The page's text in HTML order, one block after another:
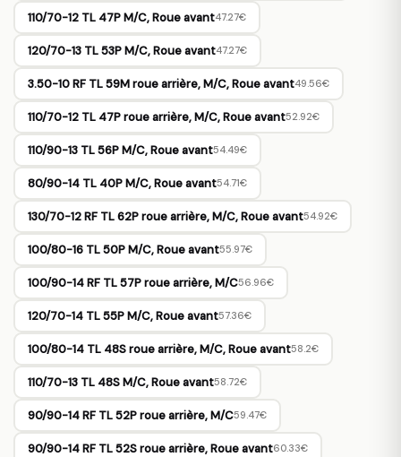
110/70-12 TL 47P M/C, Roue avant47.27€
120/70-13 TL 53P M/C, Roue avant47.27€
3.50-10 RF TL 59M roue arrière, M/C, Roue avant49.56€
110/70-12 TL 47P roue arrière, M/C, Roue avant52.92€
110/90-13 TL 56P M/C, Roue avant54.49€
80/90-14 TL 40P M/C, Roue avant54.71€
130/70-12 RF TL 62P roue arrière, M/C, Roue avant54.92€
100/80-16 TL 50P M/C, Roue avant55.97€
100/90-14 RF TL 57P roue arrière, M/C56.96€
120/70-14 TL 55P M/C, Roue avant57.36€
100/80-14 TL 48S roue arrière, M/C, Roue avant58.2€
110/70-13 TL 48S M/C, Roue avant58.72€
90/90-14 RF TL 52P roue arrière, M/C59.47€
90/90-14 RF TL 52S roue arrière, Roue avant60.33€